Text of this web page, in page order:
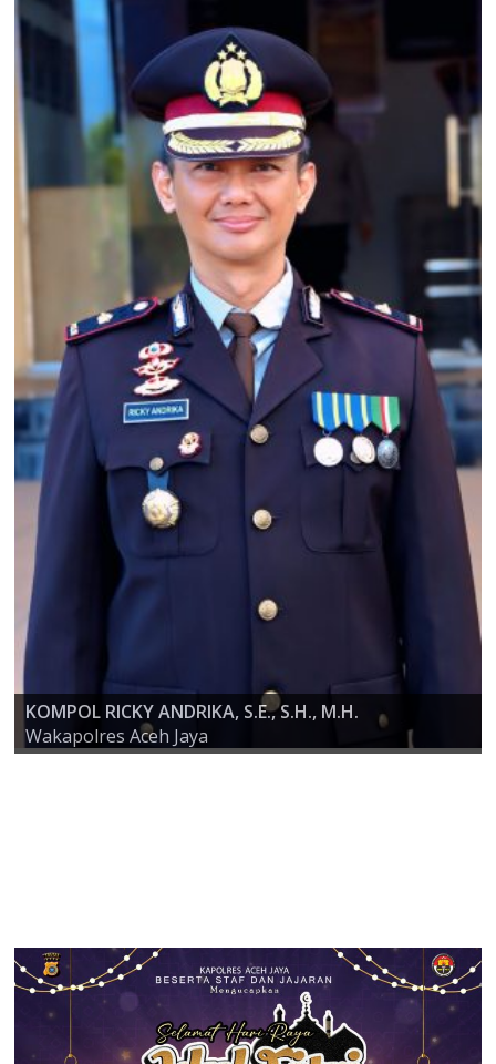
AKBP ZULFA RENALDO, S.I.K., M.Si
KAPOLRES ACEH JAYA
KOMPOL RICKY ANDRIKA, S.E., S.H., M.H.
Wakapolres Aceh Jaya